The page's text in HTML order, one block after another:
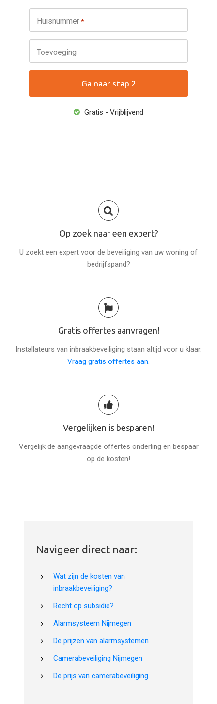
Huisnummer *
Toevoeging
Gratis - Vrijblijvend
Op zoek naar een expert?
U zoekt een expert voor de beveiliging van uw woning of
bedrijfspand?
Gratis offertes aanvragen!
Installateurs van inbraakbeveiliging staan altijd voor u klaar.
Vraag gratis offertes aan.
Vergelijken is besparen!
Vergelijk de aangevraagde offertes onderling en bespaar
op de kosten!
Navigeer direct naar:
Wat zijn de kosten van
inbraakbeveiliging?
Recht op subsidie?
Alarmsysteem Nijmegen
De prijzen van alarmsystemen
Camerabeveiliging Nijmegen
De prijs van camerabeveiliging